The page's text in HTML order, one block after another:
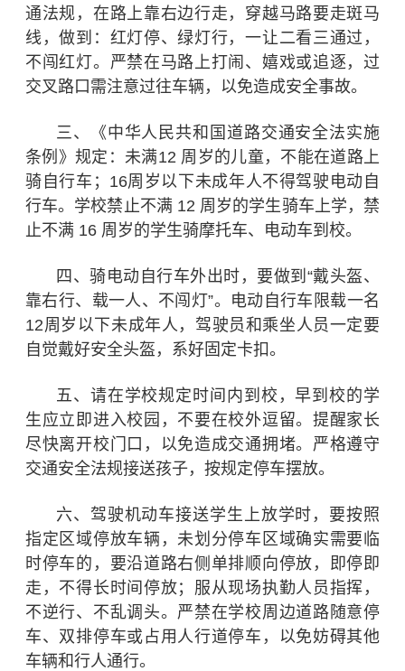
通法规，在路上靠右边行走，穿越马路要走斑马
线，做到：红灯停、绿灯行，一让二看三通过，
不闯红灯。严禁在马路上打闹、嬉戏或追逐，过
交叉路口需注意过往车辆，以免造成安全事故。
三、《中华人民共和国道路交通安全法实施
条例》规定：未满12 周岁的儿童，不能在道路上
骑自行车；16周岁以下未成年人不得驾驶电动自
行车。学校禁止不满 12 周岁的学生骑车上学，禁
止不满 16 周岁的学生骑摩托车、电动车到校。
四、骑电动自行车外出时，要做到“戴头盔、
靠右行、载一人、不闯灯”。电动自行车限载一名
12周岁以下未成年人，驾驶员和乘坐人员一定要
自觉戴好安全头盔，系好固定卡扣。
五、请在学校规定时间内到校，早到校的学
生应立即进入校园，不要在校外逗留。提醒家长
尽快离开校门口，以免造成交通拥堵。严格遵守
交通安全法规接送孩子，按规定停车摆放。
六、驾驶机动车接送学生上放学时，要按照
指定区域停放车辆，未划分停车区域确实需要临
时停车的，要沿道路右侧单排顺向停放，即停即
走，不得长时间停放；服从现场执勤人员指挥，
不逆行、不乱调头。严禁在学校周边道路随意停
车、双排停车或占用人行道停车，以免妨碍其他
车辆和行人通行。